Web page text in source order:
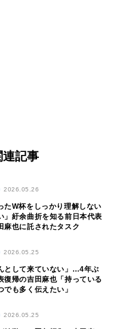
記事
2026.05.26
たW杯をしっかり理解しない
」紆余曲折を知る前日本代表
麻也に託されたタスク
2026.05.25
として来ていない」…4年ぶ
復帰の吉田麻也「持っている
でも多く伝えたい」
2026.05.25